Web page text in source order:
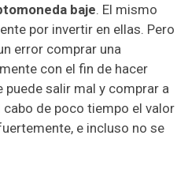
baje. El mismo
por invertir en ellas. Pero
error comprar una
con el fin de hacer
puede salir mal y comprar a
de poco tiempo el valor
e incluso no se